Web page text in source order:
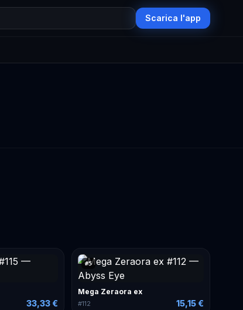
Scarica l'app
33,33 €
#5
Mega Zeraora ex
#112 15,15 €